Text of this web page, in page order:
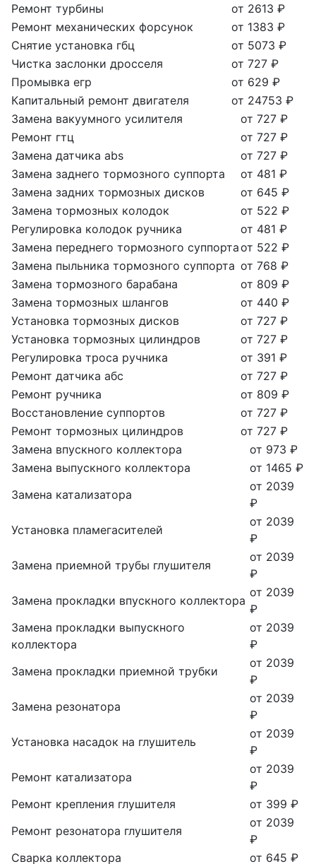
Ремонт турбины
от 2613 ₽
Ремонт механических форсунок
от 1383 ₽
Снятие установка гбц
от 5073 ₽
Чистка заслонки дросселя
от 727 ₽
Промывка егр
от 629 ₽
Капитальный ремонт двигателя
от 24753 ₽
Замена вакуумного усилителя
от 727 ₽
Ремонт гтц
от 727 ₽
Замена датчика abs
от 727 ₽
Замена заднего тормозного суппорта
от 481 ₽
Замена задних тормозных дисков
от 645 ₽
Замена тормозных колодок
от 522 ₽
Регулировка колодок ручника
от 481 ₽
Замена переднего тормозного суппортаот 522 ₽
Замена пыльника тормозного суппорта от 768 ₽
Замена тормозного барабана
от 809 ₽
Замена тормозных шлангов
от 440 ₽
Установка тормозных дисков
от 727 ₽
Установка тормозных цилиндров
от 727 ₽
Регулировка троса ручника
от 391 ₽
Ремонт датчика абс
от 727 ₽
Ремонт ручника
от 809 ₽
Восстановление суппортов
от 727 ₽
Ремонт тормозных цилиндров
от 727 ₽
Замена впускного коллектора
от 973 ₽
Замена выпускного коллектора
от 1465 ₽
Замена катализатора
от 2039
₽
Установка пламегасителей
от 2039
₽
Замена приемной трубы глушителя
от 2039
₽
Замена прокладки впускного коллектора
от 2039
₽
Замена прокладки выпускного
коллектора
от 2039
₽
Замена прокладки приемной трубки
от 2039
₽
Замена резонатора
от 2039
₽
Установка насадок на глушитель
от 2039
₽
Ремонт катализатора
от 2039
₽
Ремонт крепления глушителя
от 399 ₽
Ремонт резонатора глушителя
от 2039
₽
Сварка коллектора
от 645 ₽